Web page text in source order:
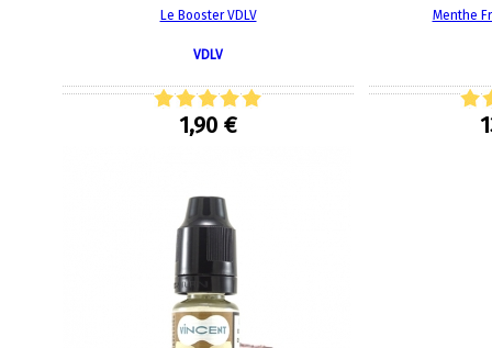
Le Booster VDLV
VDLV
1,90 €
Menthe